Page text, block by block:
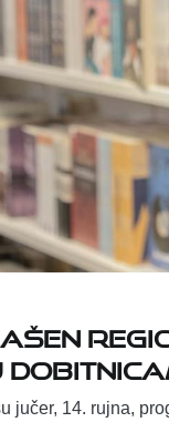
jučer, 14. rujna,